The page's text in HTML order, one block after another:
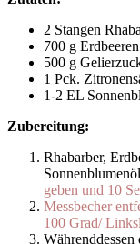
2 Stangen
700 g Erdbeeren
500 g
1 Pck.
1-2 EL
Zubereitung:
Rhabarber,
geben und 10
Messbecher
100 Grad/
Währenddessen